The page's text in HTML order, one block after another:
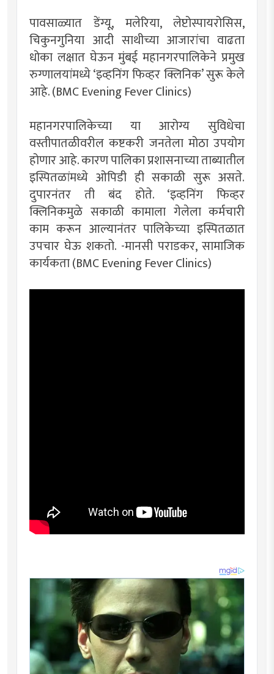
पावसाळ्यात डेंग्यू, मलेरिया, लेप्टोस्पायरोसिस,
चिकुनगुनिया आदी साथीच्या आजारांचा वाढता
धोका लक्षात घेऊन मुंबई महानगरपालिकेने प्रमुख
रुग्णालयांमध्ये ‘इव्हनिंग फिव्हर क्लिनिक’ सुरू केले
आहे. (BMC Evening Fever Clinics)
महानगरपालिकेच्या या आरोग्य सुविधेचा
वस्तीपातळीवरील कष्टकरी जनतेला मोठा उपयोग
होणार आहे. कारण पालिका प्रशासनाच्या ताब्यातील
इस्पितळांमध्ये ओपिडी ही सकाळी सुरू असते.
दुपारनंतर ती बंद होते. ‘इव्हनिंग फिव्हर
क्लिनिकमुळे सकाळी कामाला गेलेला कर्मचारी
काम करून आल्यानंतर पालिकेच्या इस्पितळात
उपचार घेऊ शकतो. -मानसी पराडकर, सामाजिक
कार्यकता (BMC Evening Fever Clinics)